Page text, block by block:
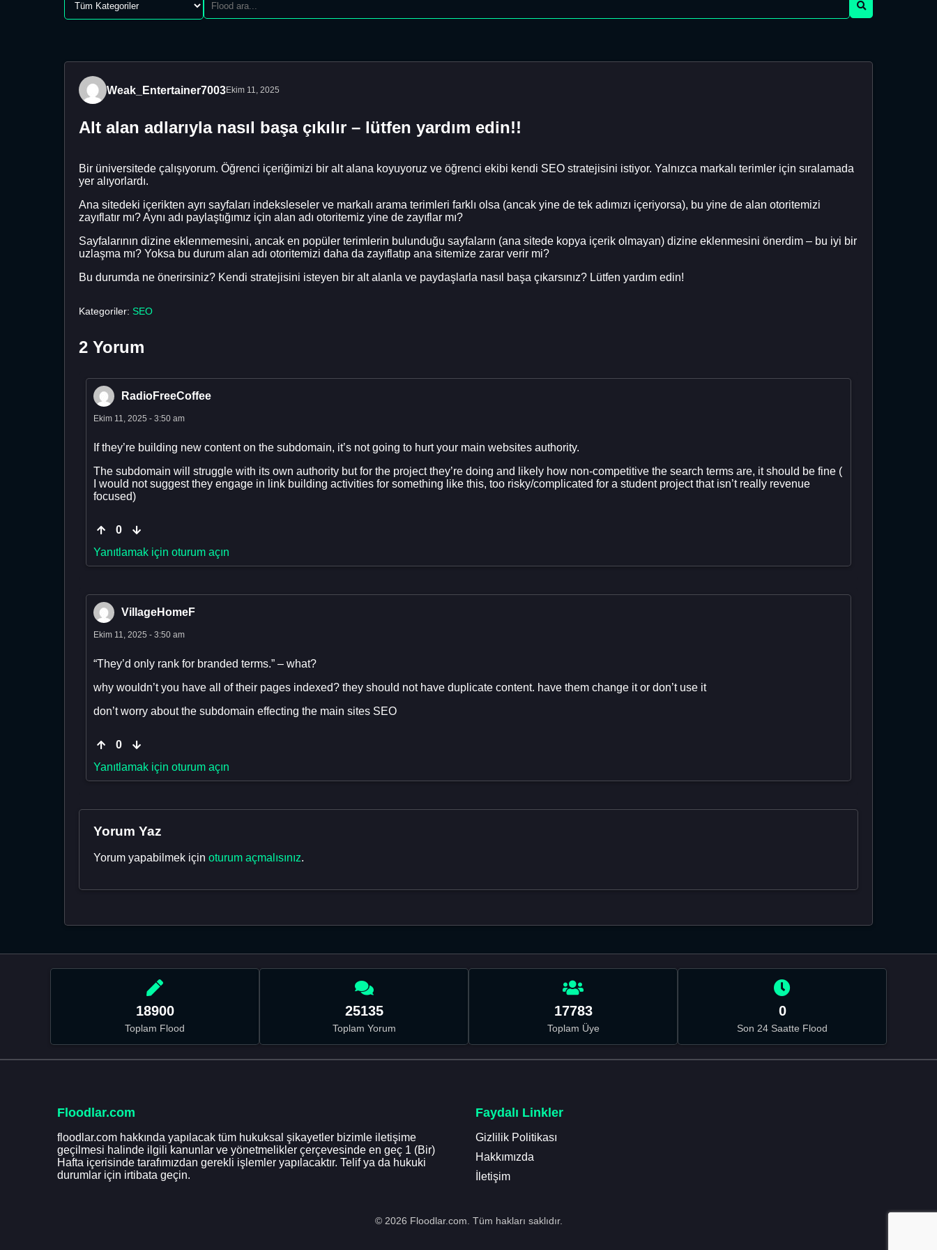
Weak_Entertainer7003Ekim 11, 2025
Alt alan adlarıyla nasıl başa çıkılır – lütfen yardım edin!!
Bir üniversitede çalışıyorum. Öğrenci içeriğimizi bir alt alana koyuyoruz ve öğrenci ekibi kendi SEO stratejisini istiyor. Yalnızca markalı terimler için sıralamada
yer alıyorlardı.
Ana sitedeki içerikten ayrı sayfaları indeksleseler ve markalı arama terimleri farklı olsa (ancak yine de tek adımızı içeriyorsa), bu yine de alan otoritemizi
zayıflatır mı? Aynı adı paylaştığımız için alan adı otoritemiz yine de zayıflar mı?
Sayfalarının dizine eklenmemesini, ancak en popüler terimlerin bulunduğu sayfaların (ana sitede kopya içerik olmayan) dizine eklenmesini önerdim – bu iyi bir
uzlaşma mı? Yoksa bu durum alan adı otoritemizi daha da zayıflatıp ana sitemize zarar verir mi?
Bu durumda ne önerirsiniz? Kendi stratejisini isteyen bir alt alanla ve paydaşlarla nasıl başa çıkarsınız? Lütfen yardım edin!
Kategoriler: SEO
2 Yorum
RadioFreeCoffee
Ekim 11, 2025 - 3:50 am
If they’re building new content on the subdomain, it’s not going to hurt your main websites authority.
The subdomain will struggle with its own authority but for the project they’re doing and likely how non-competitive the search terms are, it should be fine (
I would not suggest they engage in link building activities for something like this, too risky/complicated for a student project that isn’t really revenue
focused)
0
Yanıtlamak için oturum açın
VillageHomeF
Ekim 11, 2025 - 3:50 am
“They’d only rank for branded terms.” – what?
why wouldn’t you have all of their pages indexed? they should not have duplicate content. have them change it or don’t use it
don’t worry about the subdomain effecting the main sites SEO
0
Yanıtlamak için oturum açın
Yorum Yaz
Yorum yapabilmek için oturum açmalısınız.
18900
Toplam Flood
25135
Toplam Yorum
17783
Toplam Üye
0
Son 24 Saatte Flood
Floodlar.com
floodlar.com hakkında yapılacak tüm hukuksal şikayetler bizimle iletişime
geçilmesi halinde ilgili kanunlar ve yönetmelikler çerçevesinde en geç 1 (Bir)
Hafta içerisinde tarafımızdan gerekli işlemler yapılacaktır. Telif ya da hukuki
durumlar için irtibata geçin.
Faydalı Linkler
Gizlilik Politikası
Hakkımızda
İletişim
© 2026 Floodlar.com. Tüm hakları saklıdır.